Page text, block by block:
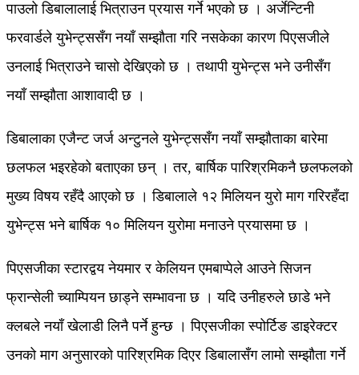
पाउलो डिबालालाई भित्राउन प्रयास गर्ने भएको छ । अर्जेन्टिनी
फरवार्डले युभेन्ट्ससँग नयाँ सम्झौता गरि नसकेका कारण पिएसजीले
उनलाई भित्राउने चासो देखिएको छ । तथापी युभेन्ट्स भने उनीसँग
नयाँ सम्झौता आशावादी छ ।
डिबालाका एजैन्ट जर्ज अन्टुनले युभेन्ट्ससँग नयाँ सम्झौताका बारेमा
छलफल भइरहेको बताएका छन् । तर, बार्षिक पारिश्रमिकनै छलफलको
मुख्य विषय रहँदै आएको छ । डिबालाले १२ मिलियन युरो माग गरिरहँदा
युभेन्ट्स भने बार्षिक १० मिलियन युरोमा मनाउने प्रयासमा छ ।
पिएसजीका स्टारद्वय नेयमार र केलियन एमबाप्पेले आउने सिजन
फ्रान्सेली च्याम्पियन छाड्ने सम्भावना छ । यदि उनीहरुले छाडे भने
क्लबले नयाँ खेलाडी लिनै पर्ने हुन्छ । पिएसजीका स्पोर्टिङ डाइरेक्टर
उनको माग अनुसारको पारिश्रमिक दिएर डिबालासँग लामो सम्झौता गर्ने